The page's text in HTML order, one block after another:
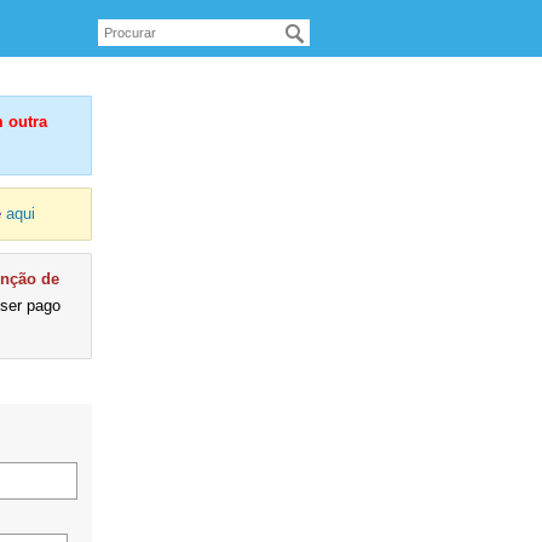
outra
aqui
de
pago